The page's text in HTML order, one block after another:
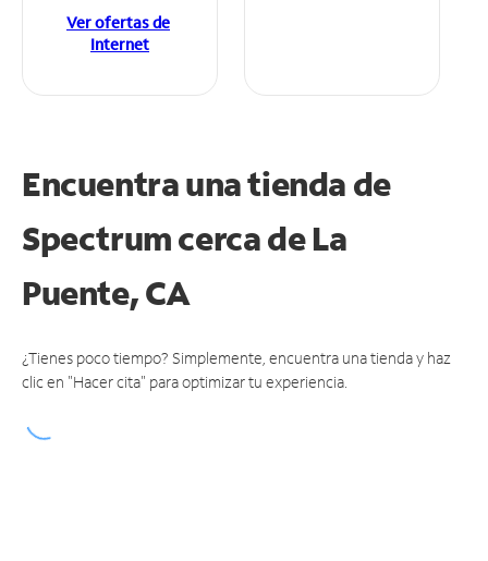
Ver ofertas de
Internet
Encuentra una tienda de
Spectrumcerca de La
Puente, CA
¿Tienes poco tiempo? Simplemente, encuentra una tienda y haz
clic en "Hacer cita" para optimizar tu experiencia.